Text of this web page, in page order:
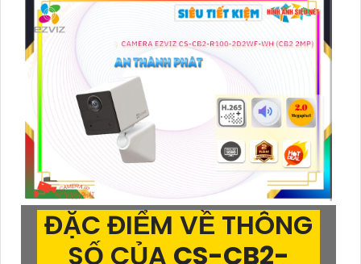
ĐẶC ĐIỂM VỀ THÔNG
SỐ CỦA CS-CB2-